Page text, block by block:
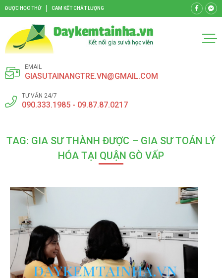
ĐƯỢC HỌC THỬ CAM KẾT CHẤT LƯỢNG
EMAIL
GIASUTAINANGTRE.VN@GMAIL.COM
TƯ VẤN 24/7
090.333.1985 - 09.87.87.0217
TAG: GIA SƯ THÀNH ĐƯỢC – GIA SƯ TOÁN LÝ
HÓA TẠI QUẬN GÒ VẤP